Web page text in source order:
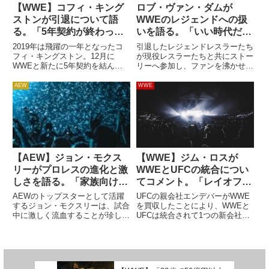
【WWE】コフィ・キング
ストンが引退について語
る。「5年契約が終わった
ら…」
2019年は飛躍の一年となったコ
フィ・キングストン。12月に
WWEと新たに5年契約を結んだ
Newsweekのインタビューの中で
引退について語りました。曰く、
5年契約が終わったら引退する可
能性があるそうです。その...
ロブ・ヴァン・ダムが
WWEのレジェンドへの扱
いを語る。「いい時代だ
よ。出番は増えていくだろ
う」
引退したレジェンドレスラーたち
が現役レスラーたちと共にストー
リーへ参加し、ファンを沸かせ
ない光景がプロレスでは見られま
す。先日はWWE・NXTがECWの
本拠地として知られた2300アリ
ーナ（旧ECWアリーナ）で...
AEW
【AEW】ジョン・モクス
リーがプロレスの進化と激
しさを語る。「家族向けの
イベントだけど、とても暴
力的。おばあちゃんを連れ
てきてもいいけど…」
AEWのトップスターとして活躍
するジョン・モクスリーは、試合
中に激しく流血することが珍しく
スタイルに自身を持っていま
WWE
【WWE】ジム・ロスが
WWEとUFCの統合につい
てコメント。「レイオフが
あるだろう。安全なポジシ
ョンで働いていないなら心
配だな」
UFCの親会社エンデバーがWWE
を買収したことにより、WWEと
UFCは統合されて1つの新会社に
なりすぎる必要はありません...